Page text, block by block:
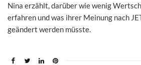
Nina erzählt, darüber wie wenig
erfahren und was ihrer Meinung nach
geändert werden müsste.